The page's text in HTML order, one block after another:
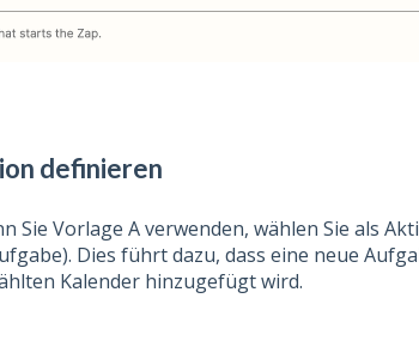
definieren
Sie Vorlage A verwenden, wählen Sie als
. Dies führt dazu, dass eine neue
Kalender hinzugefügt wird.